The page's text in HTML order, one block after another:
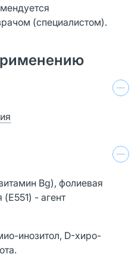
(специалистом).
Bg), фолиевая
- агент
инозитол, D-хиро-